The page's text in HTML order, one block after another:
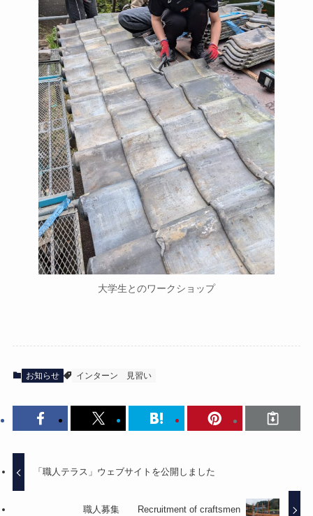
大学生とのワークショップ
お知らせ インターン 見習い
「職人テラス」ウェブサイトを公開しました
職人募集 Recruitment of craftsmen